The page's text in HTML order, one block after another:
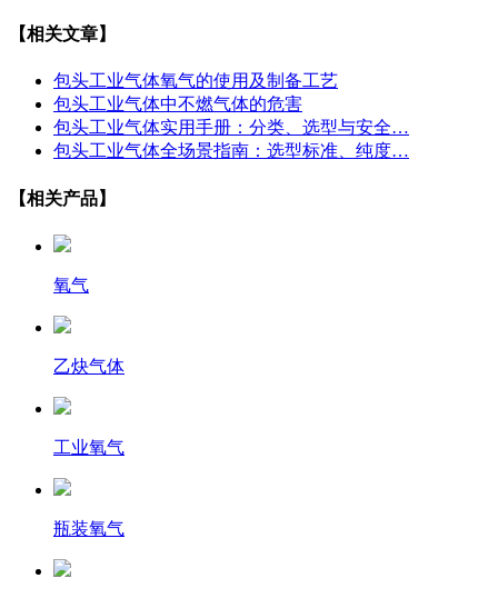
【相关文章】
包头工业气体氧气的使用及制备工艺
包头工业气体中不燃气体的危害
包头工业气体实用手册：分类、选型与安全…
包头工业气体全场景指南：选型标准、纯度…
【相关产品】
氧气
乙炔气体
工业氧气
瓶装氧气